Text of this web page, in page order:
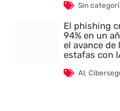
Sin
El phishing
94% en un
el avance de
estafas con
AI,